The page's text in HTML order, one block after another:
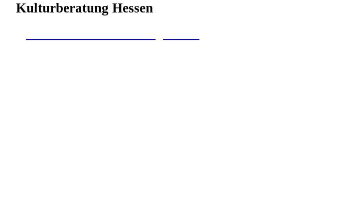
Kulturberatung Hessen